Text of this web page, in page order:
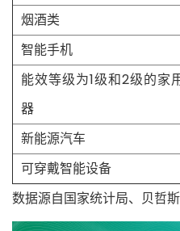
烟酒类
智能手机
能效等级为1级和2级的家
器
新能源汽车
可穿戴智能设备
数据源自国家统计局、贝哲